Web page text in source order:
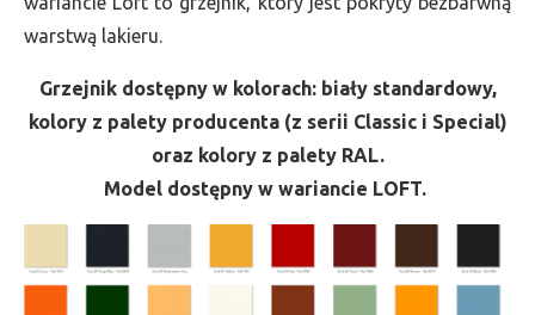
warstwą lakieru.
Grzejnik dostępny w kolorach: biały standardowy,
kolory z palety producenta (z serii Classic i Special)
oraz kolory z palety RAL.
Model dostępny w wariancie LOFT.